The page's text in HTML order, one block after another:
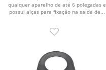
qualquer aparelho de até 6 polegadas e
possui alças para fixação na saída de...